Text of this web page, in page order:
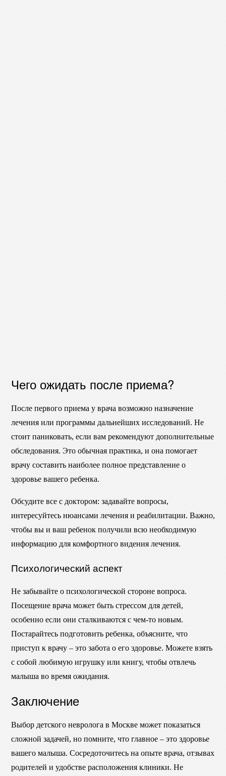
Чего ожидать после приема?
После первого приема у врача возможно назначение
лечения или программы дальнейших исследований. Не
стоит паниковать, если вам рекомендуют дополнительные
обследования. Это обычная практика, и она помогает
врачу составить наиболее полное представление о
здоровье вашего ребенка.
Обсудите все с доктором: задавайте вопросы,
интересуйтесь нюансами лечения и реабилитации. Важно,
чтобы вы и ваш ребенок получили всю необходимую
информацию для комфортного видения лечения.
Психологический аспект
Не забывайте о психологической стороне вопроса.
Посещение врача может быть стрессом для детей,
особенно если они сталкиваются с чем-то новым.
Постарайтесь подготовить ребенка, объясните, что
приступ к врачу – это забота о его здоровье. Можете взять
с собой любимую игрушку или книгу, чтобы отвлечь
малыша во время ожидания.
Заключение
Выбор детского невролога в Москве может показаться
сложной задачей, но помните, что главное – это здоровье
вашего малыша. Сосредоточитесь на опыте врача, отзывах
родителей и удобстве расположения клиники. Не